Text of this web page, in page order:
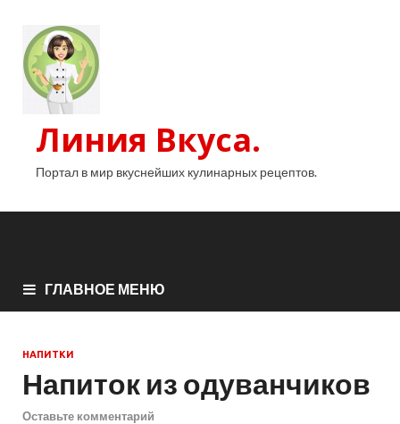
Линия Вкуса.
Портал в мир вкуснейших кулинарных рецептов.
ГЛАВНОЕ МЕНЮ
НАПИТКИ
Напиток из одуванчиков
Оставьте комментарий